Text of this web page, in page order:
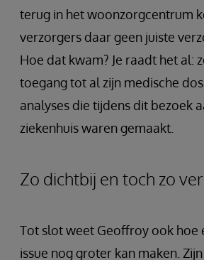
terug in het woonzorgcentrum
verzorgers daar geen juiste
Hoe dat kwam? Je raadt het al:
toegang tot al zijn medische
analyses die tijdens dit bezoek
ziekenhuis waren gemaakt.
Zo dichtbij en toch zo
Tot slot weet Geoffroy ook hoe
issue nog groter kan maken.